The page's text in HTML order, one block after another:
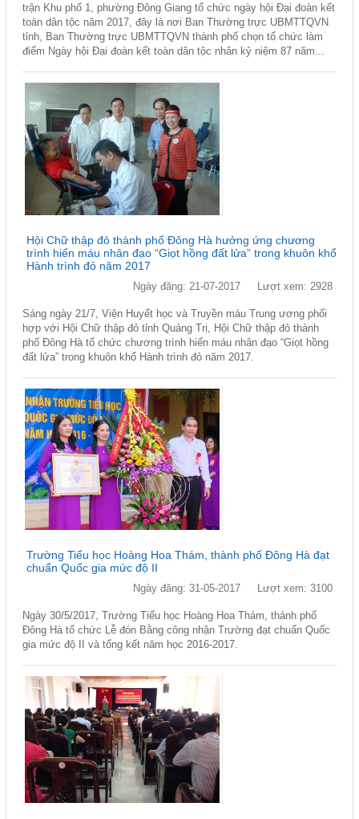
trận Khu phố 1, phường Đông Giang tổ chức ngày hội Đại đoàn kết
toàn dân tộc năm 2017, đây là nơi Ban Thường trực UBMTTQVN
tỉnh, Ban Thường trực UBMTTQVN thành phố chọn tổ chức làm
điểm Ngày hội Đại đoàn kết toàn dân tộc nhân kỷ niệm 87 năm...
Hội Chữ thập đỏ thành phố Đông Hà hưởng ứng chương
trình hiến máu nhân đạo “Giọt hồng đất lửa” trong khuôn khổ
Hành trình đỏ năm 2017
Ngày đăng: 21-07-2017 Lượt xem: 2928
Sáng ngày 21/7, Viện Huyết học và Truyền máu Trung ương phối
hợp với Hội Chữ thập đỏ tỉnh Quảng Trị, Hội Chữ thập đỏ thành
phố Đông Hà tổ chức chương trình hiến máu nhân đạo “Giọt hồng
đất lửa” trong khuôn khổ Hành trình đỏ năm 2017.
Trường Tiểu học Hoàng Hoa Thám, thành phố Đông Hà đạt
chuẩn Quốc gia mức độ II
Ngày đăng: 31-05-2017 Lượt xem: 3100
Ngày 30/5/2017, Trường Tiểu học Hoàng Hoa Thám, thành phố
Đông Hà tổ chức Lễ đón Bằng công nhận Trường đạt chuẩn Quốc
gia mức độ II và tổng kết năm học 2016-2017.